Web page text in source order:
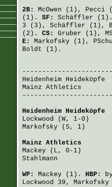
2B: McOwen (1), Pecci
(1). SF: Schäffler
3 (3), Schäffler (1),
(2). CS: Gruber (1),
E: Markofsky (1),
Boldt (1).
Heidenheim Heideköpfe
Mainz Athletics
Heidenheim Heideköpfe
Lockwood (W, 1-0)
Markofsky (S, 1)
Mainz Athletics
Mackey (L, 0-1)
Stahlmann
WP: Mackey (1). HBP:
Lockwood 39, Markofsky